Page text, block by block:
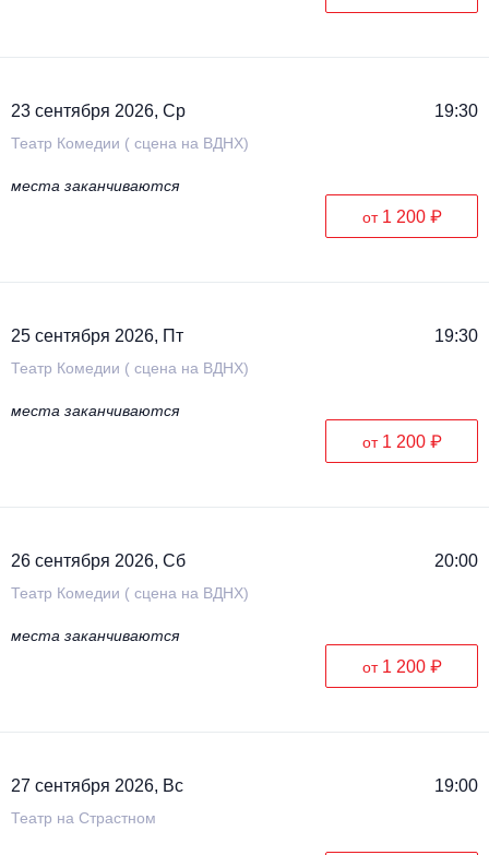
23 сентября 2026, Ср 19:30
Театр Комедии ( сцена на ВДНХ)
места заканчиваются
от 1 200 ₽
25 сентября 2026, Пт 19:30
Театр Комедии ( сцена на ВДНХ)
места заканчиваются
от 1 200 ₽
26 сентября 2026, Сб 20:00
Театр Комедии ( сцена на ВДНХ)
места заканчиваются
от 1 200 ₽
27 сентября 2026, Вс 19:00
Театр на Страстном